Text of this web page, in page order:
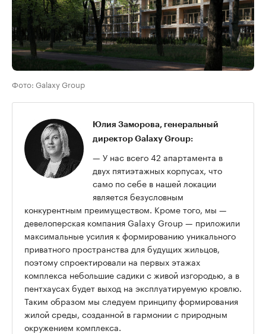
Фото: Galaxy Group
Юлия Заморова, генеральный
директор Galaxy Group:
— У нас всего 42 апартамента в
двух пятиэтажных корпусах, что
само по себе в нашей локации
является безусловным
конкурентным преимуществом. Кроме того, мы —
девелоперская компания Galaxy Group — приложили
максимальные усилия к формированию уникального
приватного пространства для будущих жильцов,
поэтому спроектировали на первых этажах
комплекса небольшие садики с живой изгородью, а в
пентхаусах будет выход на эксплуатируемую кровлю.
Таким образом мы следуем принципу формирования
жилой среды, созданной в гармонии с природным
окружением комплекса.